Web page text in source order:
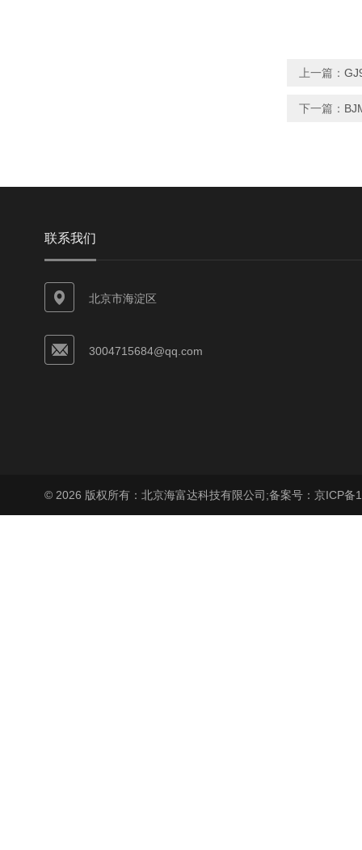
上一篇：
下一篇：
联系我们
北京市海淀区
3004715684@qq.com
© 2026 版权所有：北京海富达科技有限公司;备案号：京ICP备